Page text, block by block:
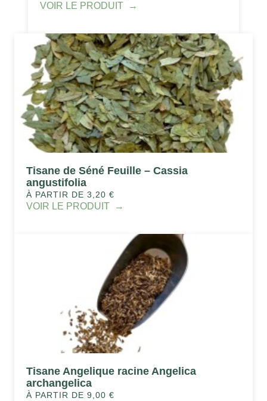
VOIR LE PRODUIT
Tisane de Séné Feuille – Cassia
angustifolia
À PARTIR DE 3,20 €
VOIR LE PRODUIT
Tisane Angelique racine Angelica
archangelica
À PARTIR DE 9,00 €